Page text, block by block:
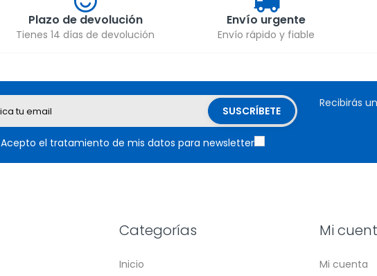
Plazo de devolución
Tienes 14 días de devolución
Envío urgente
Envío rápido y fiable
Acepto el tratamiento de mis datos para newsletter
Recibirás
Categorías
Inicio
Mi
Mi cuenta